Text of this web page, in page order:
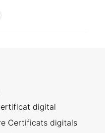
digital
Certificats digitals